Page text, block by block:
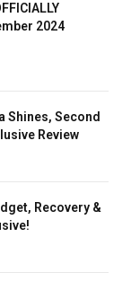
2024
Shines, Second
Review
Recovery &